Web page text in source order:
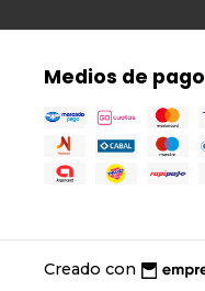
Medios de pago
Creado con